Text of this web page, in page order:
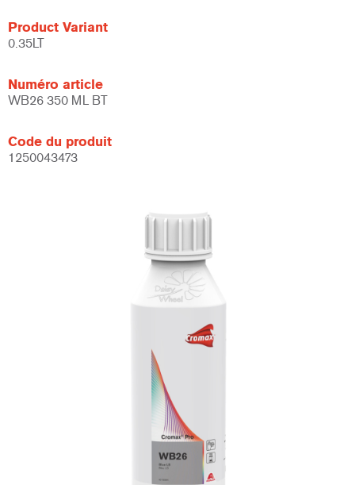
Product Variant
0.35LT
Numéro article
WB26 350 ML BT
Code du produit
1250043473